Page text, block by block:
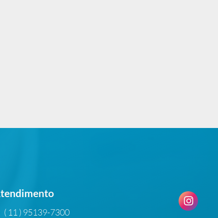
( 11 ) 95139-7300